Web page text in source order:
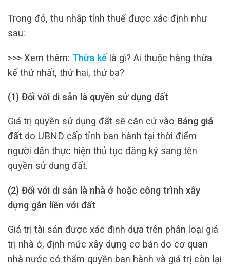
Trong đó, thu nhập tính thuế được xác định như
sau:
>>> Xem thêm: Thừa kếlà gì? Ai thuộc hàng thừa
kế thứ nhất, thứ hai, thứ ba?
(1) Đối với di sản là quyền sử dụng đất
Giá trị quyền sử dụng đất sẽ căn cứ vào Bảng giá
đất do UBND cấp tỉnh ban hành tại thời điểm
người dân thực hiện thủ tục đăng ký sang tên
quyền sử dụng đất.
(2) Đối với di sản là nhà ở hoặc công trình xây
dựng gắn liền với đất
Giá trị tài sản được xác định dựa trên phân loại giá
trị nhà ở, định mức xây dựng cơ bản do cơ quan
nhà nước có thẩm quyền ban hành và giá trị còn lại